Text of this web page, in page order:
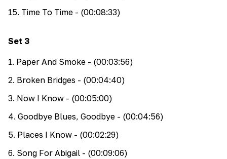
15. Time To Time - (00:08:33)
Set 3
1. Paper And Smoke - (00:03:56)
2. Broken Bridges - (00:04:40)
3. Now I Know - (00:05:00)
4. Goodbye Blues, Goodbye - (00:04:56)
5. Places I Know - (00:02:29)
6. Song For Abigail - (00:09:06)